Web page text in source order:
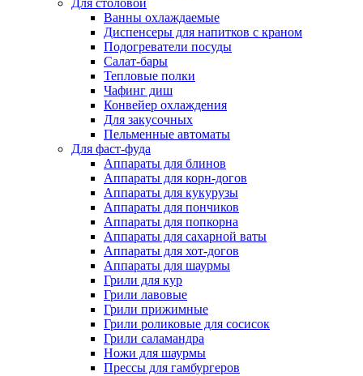
Для столовой
Ванны охлаждаемые
Диспенсеры для напитков с краном
Подогреватели посуды
Салат-бары
Тепловые полки
Чафинг диш
Конвейер охлаждения
Для закусочных
Пельменные автоматы
Для фаст-фуда
Аппараты для блинов
Аппараты для корн-догов
Аппараты для кукурузы
Аппараты для пончиков
Аппараты для попкорна
Аппараты для сахарной ваты
Аппараты для хот-догов
Аппараты для шаурмы
Грили для кур
Грили лавовые
Грили прижимные
Грили роликовые для сосисок
Грили саламандра
Ножи для шаурмы
Прессы для гамбургеров